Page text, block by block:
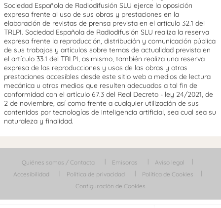
Sociedad Española de Radiodifusión SLU ejerce la oposición
expresa frente al uso de sus obras y prestaciones en la
elaboración de revistas de prensa prevista en el artículo 32.1 del
TRLPI. Sociedad Española de Radiodifusión SLU realiza la reserva
expresa frente la reproducción, distribución y comunicación pública
de sus trabajos y artículos sobre temas de actualidad prevista en
el artículo 33.1 del TRLPI, asimismo, también realiza una reserva
expresa de las reproducciones y usos de las obras y otras
prestaciones accesibles desde este sitio web a medios de lectura
mecánica u otros medios que resulten adecuados a tal fin de
conformidad con el artículo 67.3 del Real Decreto - ley 24/2021, de
2 de noviembre, así como frente a cualquier utilización de sus
contenidos por tecnologías de inteligencia artificial, sea cual sea su
naturaleza y finalidad.
Quiénes somos / Contacta Emisoras
Aviso legal
Accesibilidad
Política de privacidad
Política de Cookies
Configuración de Cookies